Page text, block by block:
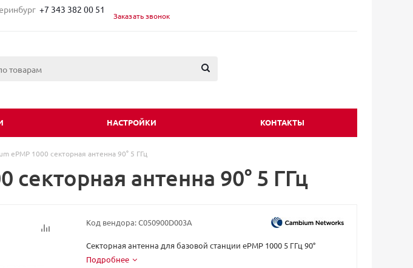
+7 343 382 00 51
Заказать звонок
НАСТРОЙКИ КОНТАКТЫ
ePMP 1000 секторная антенна 90° 5 ГГц
секторная антенна 90° 5 ГГц
Код вендора:C050900D003A
Секторная антенна для базовой станции ePMP 1000 5 ГГц 90°
Подробнее